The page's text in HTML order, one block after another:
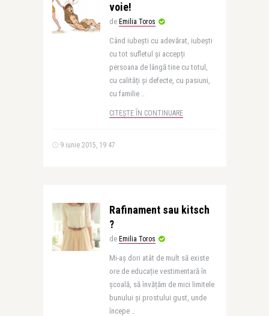
voie!
de Emilia Toros
Când iubești cu adevărat, iubești
cu tot sufletul și accepți
persoana de lângă tine cu totul,
cu calități și defecte, cu pasiuni,
cu familie ..
CITEȘTE ÎN CONTINUARE
9 iunie 2015, 19:47
Rafinament sau kitsch
?
de Emilia Toros
Mi-aș dori atât de mult să existe
ore de educație vestimentară în
școală, să învățăm de mici limitele
bunului și prostului gust, unde
începe ..